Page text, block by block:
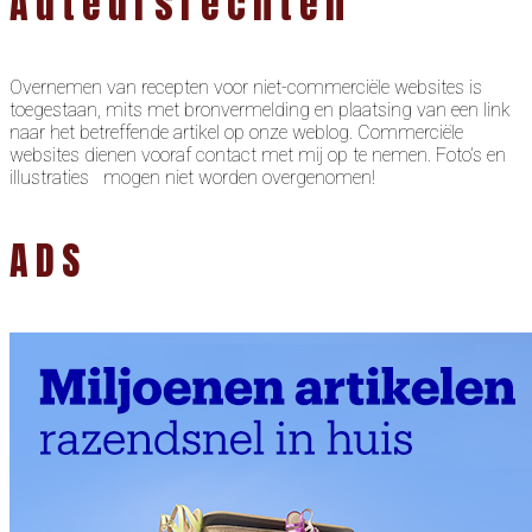
Overnemen van recepten voor niet-commerciële websites is
toegestaan, mits met bronvermelding en plaatsing van een link
naar het betreffende artikel op onze weblog. Commerciële
websites dienen vooraf contact met mij op te nemen. Foto’s en
illustraties mogen niet worden overgenomen!
ADS